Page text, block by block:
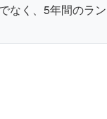
なく、5年間のラ